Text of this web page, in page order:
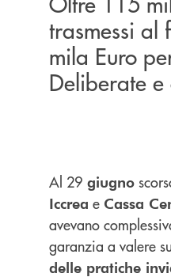
trasmessi
mila Euro
Deliberate
Al 29 giugno
Iccrea e Cassa
avevano
garanzia a valere
delle pratiche